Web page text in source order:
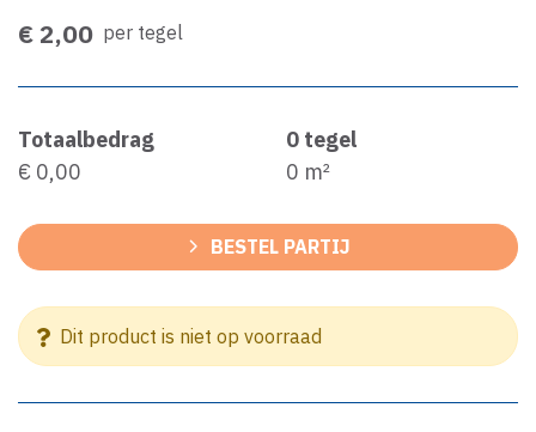
€ 2,00 per tegel
Totaalbedrag
€ 0,00
0 tegel
0 m²
BESTEL PARTIJ
Dit product is niet op voorraad